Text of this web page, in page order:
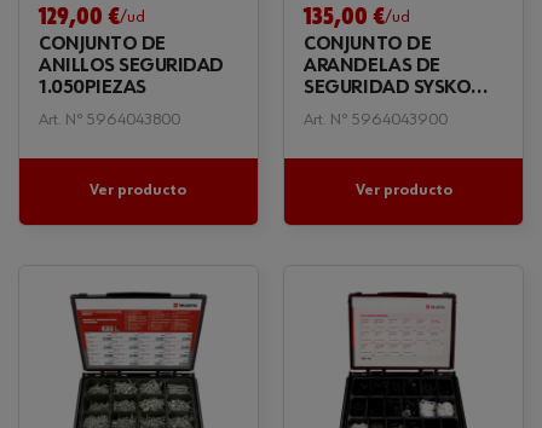
129,00 €/ud
CONJUNTO DE
ANILLOS SEGURIDAD
1.050PIEZAS
Art. Nº 5964043800
Ver producto
135,00 €/ud
CONJUNTO DE
ARANDELAS DE
SEGURIDAD SYSKO
1.050 PIEZAS
Art. Nº 5964043900
Ver producto